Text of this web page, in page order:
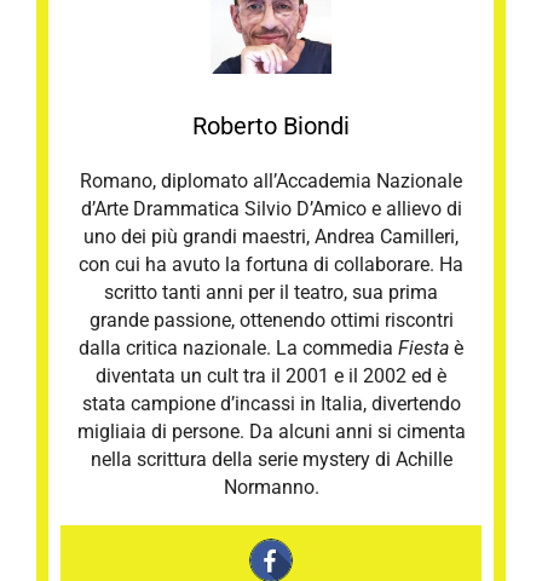
Roberto Biondi
Romano, diplomato all’Accademia Nazionale
d’Arte Drammatica Silvio D’Amico e allievo di
uno dei più grandi maestri, Andrea Camilleri,
con cui ha avuto la fortuna di collaborare. Ha
scritto tanti anni per il teatro, sua prima
grande passione, ottenendo ottimi riscontri
dalla critica nazionale. La commedia Fiesta è
diventata un cult tra il 2001 e il 2002 ed è
stata campione d’incassi in Italia, divertendo
migliaia di persone. Da alcuni anni si cimenta
nella scrittura della serie mystery di Achille
Normanno.